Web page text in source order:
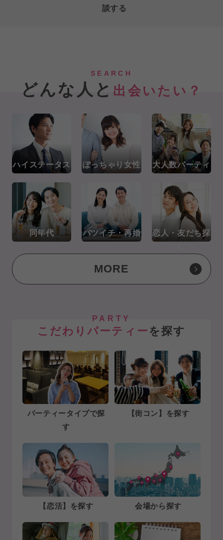
談する
SEARCH
どんな人と 出会いたい？
ハイステータス ぽっちゃり女性
大人数パーティ
同年代 バツイチ・再婚
恋人・友だち探
MORE
PARTY
こだわりパーティー を探す
パーティータイプで探
す
【街コン】を探す
【恋活】を探す 会場から探す